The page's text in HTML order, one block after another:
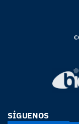
SÍGUENOS